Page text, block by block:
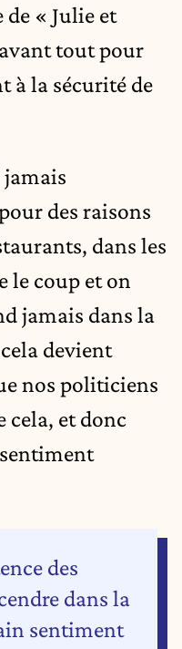
de « Julie et
tout pour
à la sécurité de
jamais
des raisons
dans les
le coup et on
jamais dans la
devient
nos politiciens
cela, et donc
des
dans la
sentiment